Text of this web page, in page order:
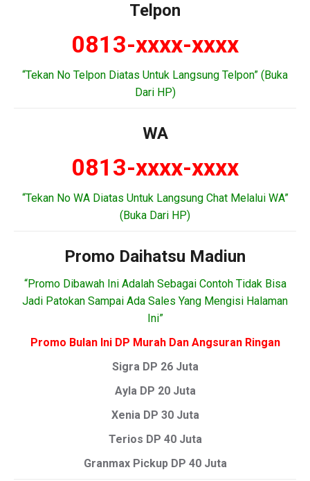
Telpon
0813-xxxx-xxxx
“Tekan No Telpon Diatas Untuk Langsung Telpon” (Buka
Dari HP)
WA
0813-xxxx-xxxx
“Tekan No WA Diatas Untuk Langsung Chat Melalui WA”
(Buka Dari HP)
Promo Daihatsu Madiun
“Promo Dibawah Ini Adalah Sebagai Contoh Tidak Bisa
Jadi Patokan Sampai Ada Sales Yang Mengisi Halaman
Ini”
Promo Bulan Ini DP Murah Dan Angsuran Ringan
Sigra DP 26 Juta
Ayla DP 20 Juta
Xenia DP 30 Juta
Terios DP 40 Juta
Granmax Pickup DP 40 Juta